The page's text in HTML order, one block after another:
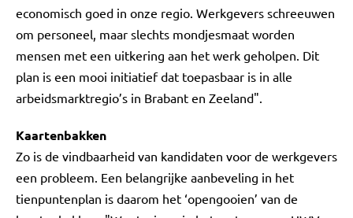
economisch goed in onze regio. Werkgevers schreeuwen
om personeel, maar slechts mondjesmaat worden
mensen met een uitkering aan het werk geholpen. Dit
plan is een mooi initiatief dat toepasbaar is in alle
arbeidsmarktregio’s in Brabant en Zeeland".
Kaartenbakken
Zo is de vindbaarheid van kandidaten voor de werkgevers
een probleem. Een belangrijke aanbeveling in het
tienpuntenplan is daarom het ‘opengooien’ van de